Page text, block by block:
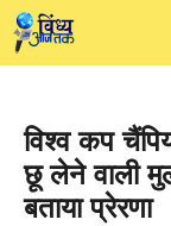
Skip
to
विश्व कप
छू लेने वाली
बताया प्रेरणा